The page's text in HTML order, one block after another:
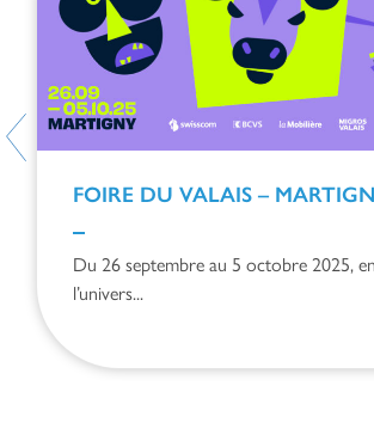
FOIRE DU VALAIS –
Du 26 septembre au 5 octobre 2025,
l’univers...